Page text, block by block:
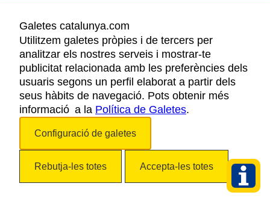
AVÍS LEGAL
POLÍTICA DE PRIVACITAT
COOKIES
ACCESSIBILITAT
Galetes catalunya.com
Utilitzem galetes pròpies i de tercers per
analitzar els nostres serveis i mostrar-te
publicitat relacionada amb les preferències dels
usuaris segons un perfil elaborat a partir dels
seus hàbits de navegació. Pots obtenir més
informació a la Política de Galetes.
Configuració de galetes
Rebutja-les totes Accepta-les totes